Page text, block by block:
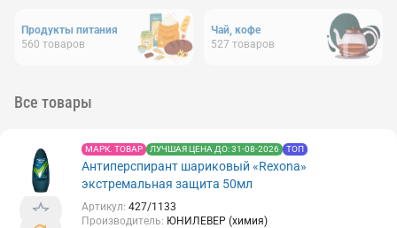
Продукты питания
560 товаров
Чай, кофе
527 товаров
Все товары
МАРК. ТОВАР ЛУЧШАЯ ЦЕНА ДО: 31-08-2026 ТОП
Антиперспирант шариковый «Rexona»
экстремальная защита 50мл
Артикул: 427/1133
Производитель: ЮНИЛЕВЕР (химия)